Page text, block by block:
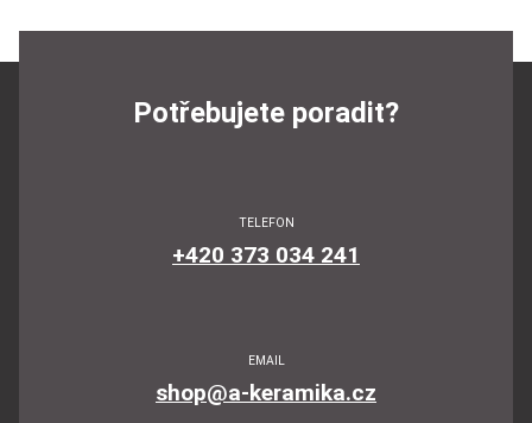
Potřebujete poradit?
TELEFON
+420 373 034 241
EMAIL
shop@a-keramika.cz